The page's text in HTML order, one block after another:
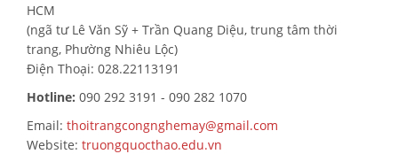
HCM
(ngã tư Lê Văn Sỹ + Trần Quang Diệu, trung tâm thời
trang, Phường Nhiêu Lộc)
Điện Thoại: 028.22113191
Hotline: 090 292 3191 - 090 282 1070
Email: thoitrangcongnghemay@gmail.com
Website: truongquocthao.edu.vn